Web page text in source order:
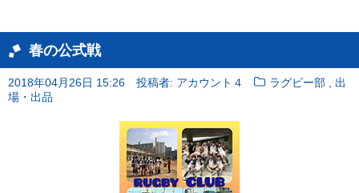
春の公式戦
2018年04月26日 15:26 投稿者: アカウント４ ラグビー部 ,出
場・出品